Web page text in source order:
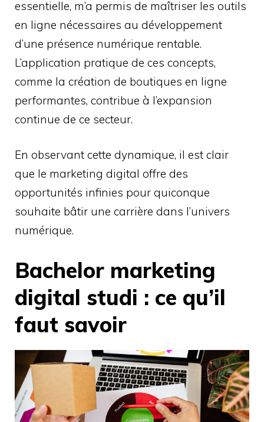
essentielle, m’a permis de maîtriser les outils
en ligne nécessaires au développement
d’une présence numérique rentable.
L’application pratique de ces concepts,
comme la création de boutiques en ligne
performantes, contribue à l’expansion
continue de ce secteur.
En observant cette dynamique, il est clair
que le marketing digital offre des
opportunités infinies pour quiconque
souhaite bâtir une carrière dans l’univers
numérique.
Bachelor marketing
digital studi : ce qu’il
faut savoir